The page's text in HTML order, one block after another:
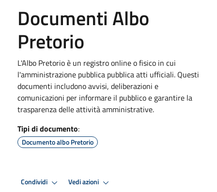
Documenti Albo
Pretorio
L'Albo Pretorio è un registro online o fisico in cui
l'amministrazione pubblica pubblica atti ufficiali. Questi
documenti includono avvisi, deliberazioni e
comunicazioni per informare il pubblico e garantire la
trasparenza delle attività amministrative.
Tipi di documento:
Documento albo Pretorio
Condividi Vedi azioni